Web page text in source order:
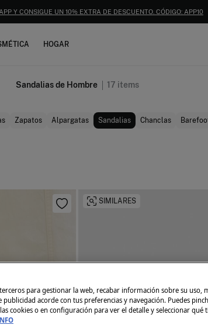
Y CONSIGUE UN 10% EXTRA DE DESCUENTO. CÓDIGO: APP10
HOGAR
Sandalias de Hombre 17 items
Zapatos Alpargatas Sandalias Chanclas
SIMILARES
para gestionar la web, recabar información sobre su uso,
acorde con tus preferencias y navegación. Puedes
cookies o en configuración para ver el detalle y seleccionar qué